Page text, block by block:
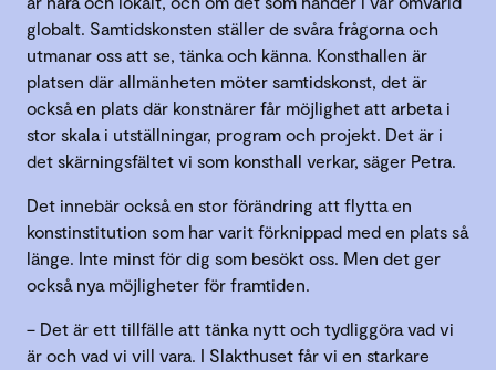
globalt. Samtidskonsten ställer de svåra frågorna och
utmanar oss att se, tänka och känna. Konsthallen är
platsen där allmänheten möter samtidskonst, det är
också en plats där konstnärer får möjlighet att arbeta i
stor skala i utställningar, program och projekt. Det är i
det skärningsfältet vi som konsthall verkar, säger Petra.
Det innebär också en stor förändring att flytta en
konstinstitution som har varit förknippad med en plats så
länge. Inte minst för dig som besökt oss. Men det ger
också nya möjligheter för framtiden.
– Det är ett tillfälle att tänka nytt och tydliggöra vad vi
är och vad vi vill vara. I Slakthuset får vi en starkare